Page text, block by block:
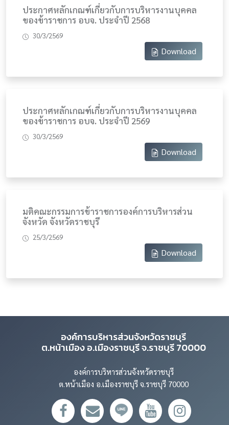
ประกาศหลักเกณฑ์เกี่ยวกับการบริหารงานบุคคล
ของข้าราชการ อบจ. ประจำปี 2568
30/3/2569
Download
ประกาศหลักเกณฑ์เกี่ยวกับการบริหารงานบุคคล
ของข้าราชการ อบจ. ประจำปี 2569
30/3/2569
Download
มติคณะกรรมการข้าราชการองค์การบริหารส่วน
จังหวัด จังหวัดราชบุรี
25/3/2569
Download
องค์การบริหารส่วนจังหวัดราชบุรี
ต.หน้าเมือง อ.เมืองราชบุรี จ.ราชบุรี 70000
องค์การบริหารส่วนจังหวัดราชบุรี
ต.หน้าเมือง อ.เมืองราชบุรี จ.ราชบุรี 70000